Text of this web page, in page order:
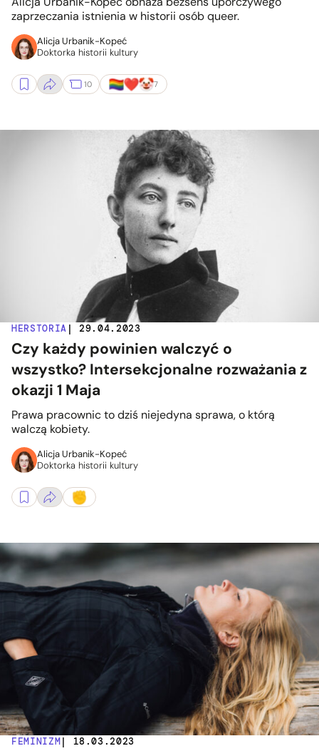
zaprzeczania istnienia w historii osób queer.
Alicja Urbanik-Kopeć
Doktorka historii kultury
10 7
HERSTORIA | 29.04.2023
Czy każdy powinien walczyć o
wszystko? Intersekcjonalne rozważania z
okazji 1 Maja
Prawa pracownic to dziś niejedyna sprawa, o którą
walczą kobiety.
Alicja Urbanik-Kopeć
Doktorka historii kultury
FEMINIZM| 18.03.2023